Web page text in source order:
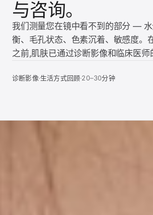
与咨询。
我们测量您在镜中看不到的部分 —
衡、毛孔状态、色素沉着、敏感度。
之前,肌肤已通过诊断影像和临床医师
诊断影像·生活方式回顾·20–30分钟